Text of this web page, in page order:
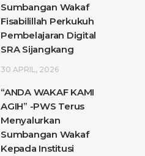
Sumbangan Wakaf
Fisabilillah Perkukuh
Pembelajaran Digital
SRA Sijangkang
30 APRIL, 2026
“ANDA WAKAF KAMI
AGIH” -PWS Terus
Menyalurkan
Sumbangan Wakaf
Kepada Institusi